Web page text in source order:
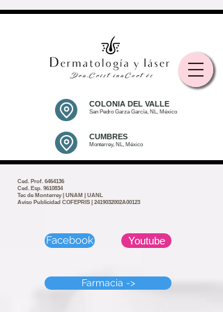
Facebook Youtube
CUMBRES
Monterrey, NL, México
Ced. Prof. 6464136
Ced. Esp. 9610834
Tec de Monterrey | UNAM | UANL
Aviso Publicidad COFEPRIS | 2419032002A00123
COLONIA DEL VALLE
San Pedro Garza García, NL, México
Farmacia ->